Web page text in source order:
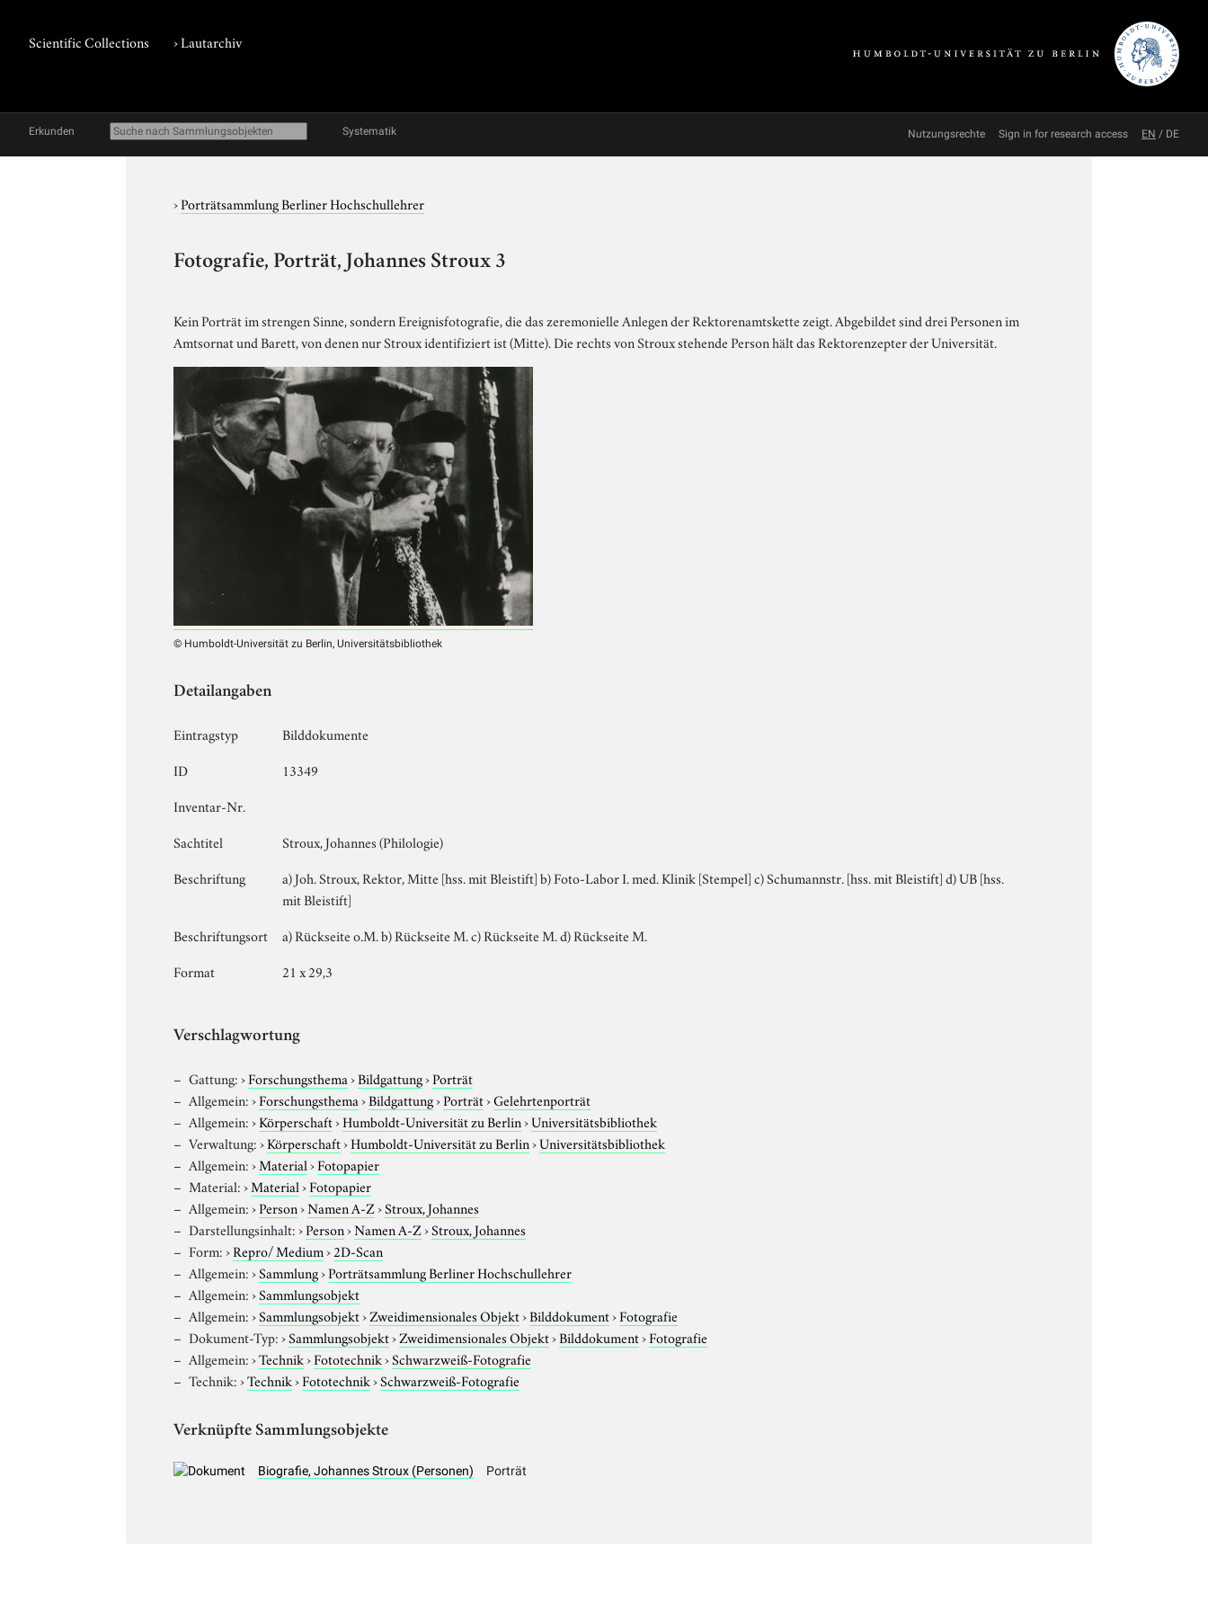
Scientific Collections ›Lautarchiv
Erkunden Systematik Nutzungsrechte Sign in for research access EN / DE
›Porträtsammlung Berliner Hochschullehrer
Fotografie, Porträt, Johannes Stroux 3
Kein Porträt im strengen Sinne, sondern Ereignisfotografie, die das zeremonielle Anlegen der Rektorenamtskette zeigt. Abgebildet sind drei Personen im
Amtsornat und Barett, von denen nur Stroux identifiziert ist (Mitte). Die rechts von Stroux stehende Person hält das Rektorenzepter der Universität.
© Humboldt-Universität zu Berlin, Universitätsbibliothek
Detailangaben
Eintragstyp
Bilddokumente
ID
13349
Inventar-Nr.
Sachtitel
Stroux, Johannes (Philologie)
Beschriftung
a) Joh. Stroux, Rektor, Mitte [hss. mit Bleistift] b) Foto-Labor I. med. Klinik [Stempel] c) Schumannstr. [hss. mit Bleistift] d) UB [hss.
mit Bleistift]
Beschriftungsort
a) Rückseite o.M. b) Rückseite M. c) Rückseite M. d) Rückseite M.
Format
21 x 29,3
Verschlagwortung
Gattung:›Forschungsthema›Bildgattung›Porträt
Allgemein:›Forschungsthema›Bildgattung›Porträt›Gelehrtenporträt
Allgemein:›Körperschaft›Humboldt-Universität zu Berlin›Universitätsbibliothek
Verwaltung:›Körperschaft›Humboldt-Universität zu Berlin›Universitätsbibliothek
Allgemein:›Material›Fotopapier
Material:›Material›Fotopapier
Allgemein:›Person›Namen A-Z›Stroux, Johannes
Darstellungsinhalt:›Person›Namen A-Z›Stroux, Johannes
Form:›Repro/ Medium›2D-Scan
Allgemein:›Sammlung›Porträtsammlung Berliner Hochschullehrer
Allgemein:›Sammlungsobjekt
Allgemein:›Sammlungsobjekt›Zweidimensionales Objekt›Bilddokument›Fotografie
Dokument-Typ:›Sammlungsobjekt›Zweidimensionales Objekt›Bilddokument›Fotografie
Allgemein:›Technik›Fototechnik›Schwarzweiß-Fotografie
Technik:›Technik›Fototechnik›Schwarzweiß-Fotografie
Verknüpfte Sammlungsobjekte
Biografie, Johannes Stroux (Personen) Porträt